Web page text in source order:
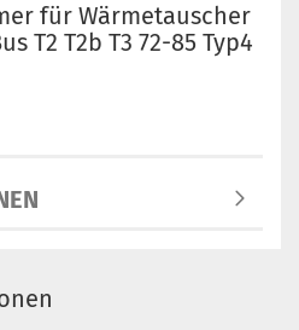
für Wärmetauscher
T2 T2b T3 72-85 Typ4